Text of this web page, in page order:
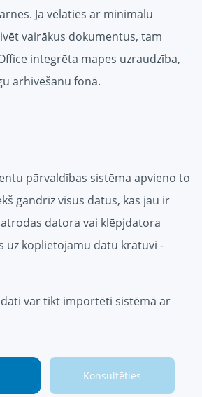
Ja vēlaties ar minimālu
vairākus dokumentus, tam
integrēta mapes uzraudzība,
arhivēšanu fonā.
pārvaldības sistēma apvieno to
gandrīz visus datus, kas jau ir
datora vai klēpjdatora
uz koplietojamu datu krātuvi -
var tikt importēti sistēmā ar
Konsultēties